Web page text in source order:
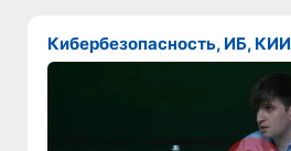
Кибербезопасность, ИБ, КИИ